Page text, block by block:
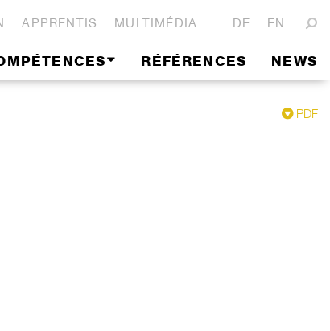
APPRENTIS MULTIMÉDIA DE EN
RÉFÉRENCES NEWS
PDF